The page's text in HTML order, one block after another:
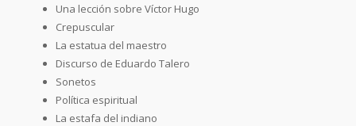
Una lección sobre Víctor Hugo
Crepuscular
La estatua del maestro
Discurso de Eduardo Talero
Sonetos
Política espiritual
La estafa del indiano